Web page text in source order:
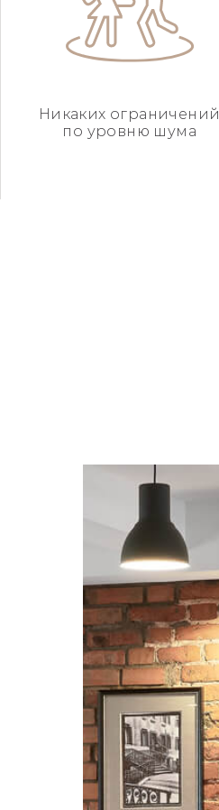
Никаких ограничений
по уровню шума